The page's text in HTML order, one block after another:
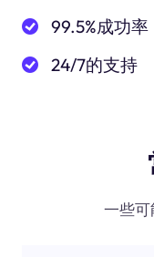
99.5%成功率
24/7的支持
一些